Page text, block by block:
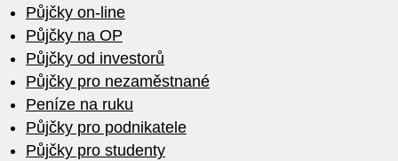
Půjčky on-line
Půjčky na OP
Půjčky od investorů
Půjčky pro nezaměstnané
Peníze na ruku
Půjčky pro podnikatele
Půjčky pro studenty